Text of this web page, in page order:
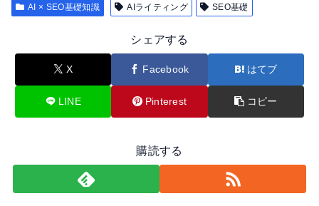
AI × SEO基礎知識 AIライティング SEO基礎
シェアする
X Facebook はてブ
LINE Pinterest コピー
購読する